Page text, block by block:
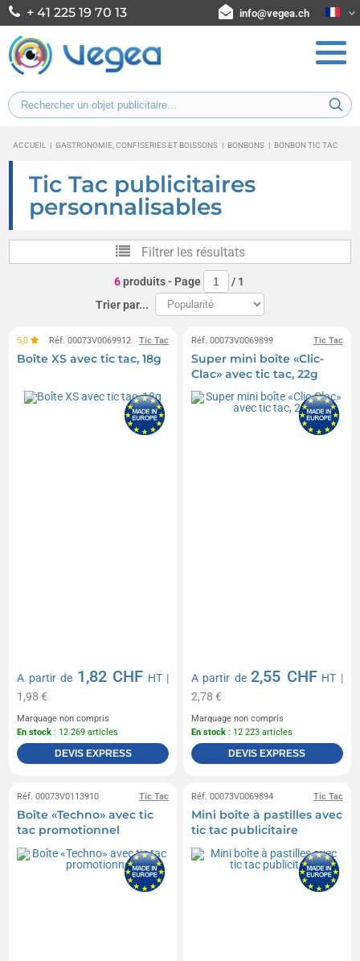
+ 41 225 19 70 13 info@vegea.ch
ACCUEIL | GASTRONOMIE, CONFISERIES ET BOISSONS | BONBONS | BONBON TIC TAC
Tic Tac publicitaires
personnalisables
Filtrer les résultats
6produits- Page / 1
Trier par...
Tic Tac
5,0 Réf. 00073V0069912
Boîte XS avec tic tac, 18g
A partir de 1,82 CHF HT|
1,98 €
Marquage non compris
En stock : 12 269 articles
DEVIS EXPRESS
Tic Tac
Réf. 00073V0069899
Super mini boîte «Clic-
Clac» avec tic tac, 22g
A partir de2,55 CHF HT |
2,78 €
Marquage non compris
En stock : 12 223 articles
DEVIS EXPRESS
Tic Tac
Réf. 00073V0113910
Boîte «Techno» avec tic
tac promotionnel
Tic Tac
Réf. 00073V0069894
Mini boîte à pastilles avec
tic tac publicitaire